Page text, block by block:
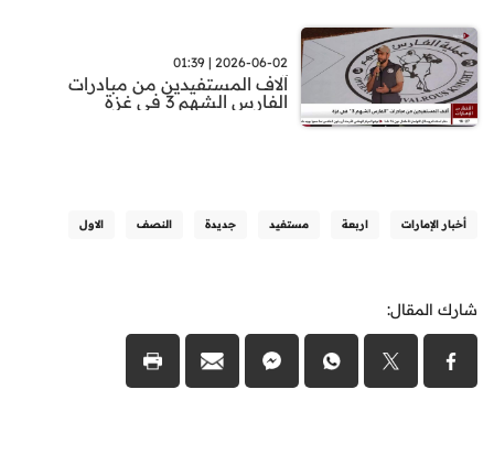
2026-06-02 | 01:39
آلاف المستفيدين من مبادرات
الفارس الشـهم 3 في غزة
أخبار الإمارات اربعة مستفيد جديدة النصف الاول
شارك المقال: